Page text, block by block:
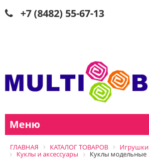
+7 (8482) 55-67-13
Меню
ГЛАВНАЯ КАТАЛОГ ТОВАРОВ
Игрушки
Куклы и аксессуары
Куклы модельные